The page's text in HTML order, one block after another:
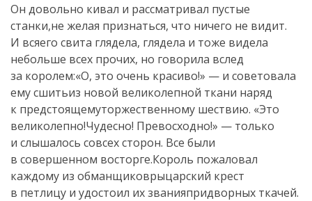
Он довольно кивал и рассматривал пустые
станки,не желая признаться, что ничего не видит.
И всяего свита глядела, глядела и тоже видела
небольше всех прочих, но говорила вслед
за королем:«О, это очень красиво!» — и советовала
ему сшитьиз новой великолепной ткани наряд
к предстоящемуторжественному шествию. «Это
великолепно!Чудесно! Превосходно!» — только
и слышалось совсех сторон. Все были
в совершенном восторге.Король пожаловал
каждому из обманщиковрыцарский крест
в петлицу и удостоил их званияпридворных ткачей.